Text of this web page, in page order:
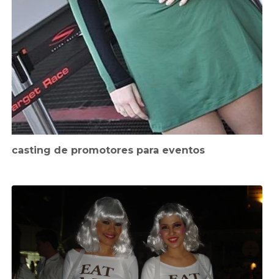
casting de promotores para eventos